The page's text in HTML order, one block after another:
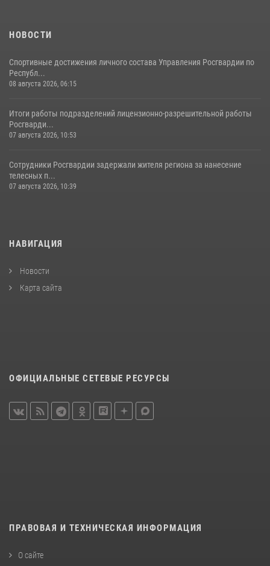
НОВОСТИ
Спортивные достижения личного состава Управления Росгвардии по
Республ...
08 августа 2026, 06:15
Итоги работы подразделений лицензионно-разрешительной работы
Росгварди...
07 августа 2026, 10:53
Сотрудники Росгвардии задержали жителя региона за нанесение
телесных п...
07 августа 2026, 10:39
НАВИГАЦИЯ
Новости
Карта сайта
ОФИЦИАЛЬНЫЕ СЕТЕВЫЕ РЕСУРСЫ
ПРАВОВАЯ И ТЕХНИЧЕСКАЯ ИНФОРМАЦИЯ
О сайте